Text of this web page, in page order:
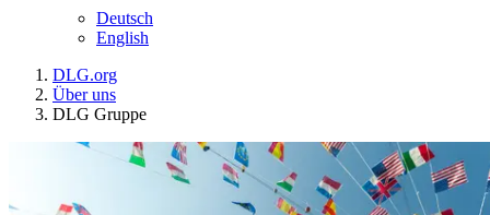
Deutsch
English
DLG.org
Über uns
DLG Gruppe